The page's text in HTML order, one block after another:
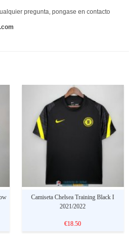
pregunta, pongase en contacto
Camiseta Chelsea Training Black I
2021/2022
€18.50